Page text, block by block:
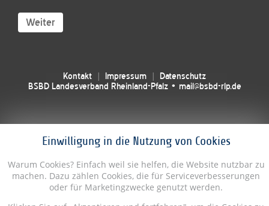
Einwilligung in die Nutzung von Cookies
Warum Cookies? Einfach weil sie helfen, die Website nutzbar zu
machen. Dazu zählen Cookies, die für Serviceverbesserungen
oder für Marketingzwecke genutzt werden.
Weiter
Kontakt Impressum
Datenschutz
BSBD Landesverband Rheinland-Pfalz • mail@bsbd-rlp.de